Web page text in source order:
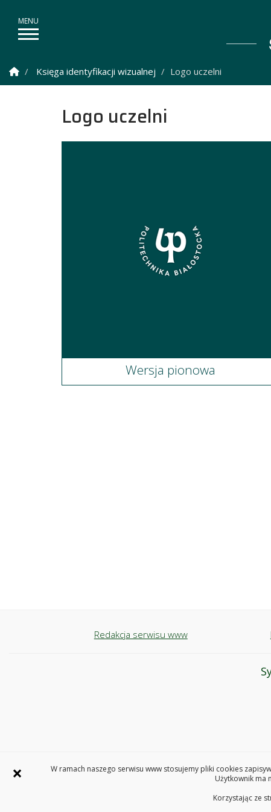
×
W ramach naszego serwisu www stosujemy pliki cookies
Użytkownik ma
Korzystając ze
Strona Główna
Księga identyfikacji wizualnej Logo uczelni
Logo uczelni
Wersja pionowa
Redakcja serwisu www